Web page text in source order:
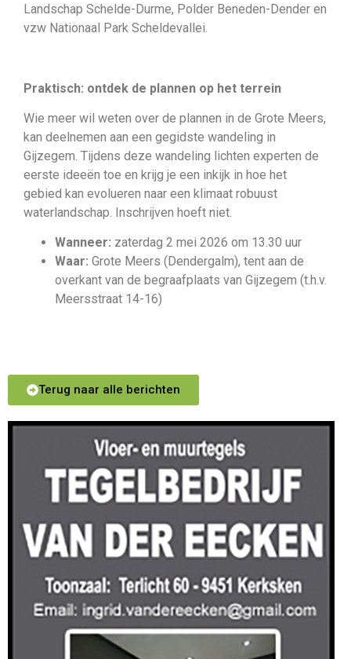
Landschap Schelde-Durme, Polder Beneden-Dender en
vzw Nationaal Park Scheldevallei.
Praktisch: ontdek de plannen op het terrein
Wie meer wil weten over de plannen in de Grote Meers,
kan deelnemen aan een gegidste wandeling in
Gijzegem. Tijdens deze wandeling lichten experten de
eerste ideeën toe en krijg je een inkijk in hoe het
gebied kan evolueren naar een klimaat robuust
waterlandschap. Inschrijven hoeft niet.
Wanneer: zaterdag 2 mei 2026 om 13.30 uur
Waar: Grote Meers (Dendergalm), tent aan de
overkant van de begraafplaats van Gijzegem (t.h.v.
Meersstraat 14-16)
Terug naar alle berichten